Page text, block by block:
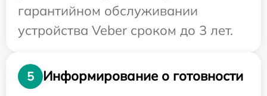
гарантийном обслуживании
устройства Veber сроком до 3 лет.
5
Информирование о готовности